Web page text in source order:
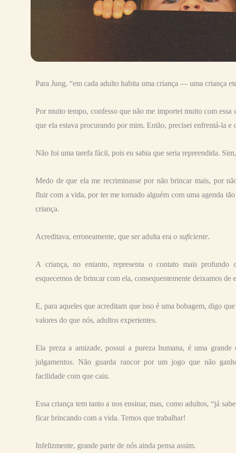
Para Jung, “em cada adulto habita uma criança — uma criança
Por muito tempo, confesso que não me importei muito com
que ela estava procurando por mim. Então, precisei enfrentá-la
Não foi uma tarefa fácil, pois eu sabia que seria repreendida.
Medo de que ela me recriminasse por não brincar mais, por
fluir com a vida, por ter me tornado alguém com uma agenda
criança.
Acreditava, erroneamente, que ser adulta era o suficiente.
A criança, no entanto, representa o contato mais profundo
esquecemos de brincar com ela, consequentemente deixamos de
E, para aqueles que acreditam que isso é uma bobagem, digo
valores do que nós, adultos experientes.
Ela preza a amizade, possui a pureza humana, é uma
julgamentos. Não guarda rancor por um jogo que não
facilidade com que caiu.
Essa criança tem tanto a nos ensinar, mas, como adultos, “já
ficar brincando com a vida. Temos que trabalhar!
Infelizmente, grande parte de nós ainda pensa assim.